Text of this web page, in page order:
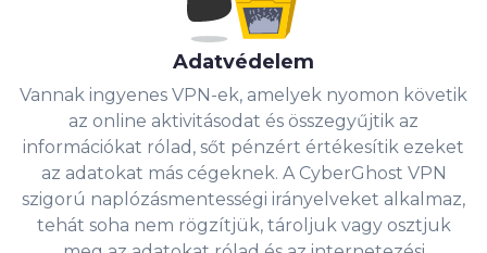
Adatvédelem
Vannak ingyenes VPN-ek, amelyek nyomon követik
az online aktivitásodat és összegyűjtik az
információkat rólad, sőt pénzért értékesítik ezeket
az adatokat más cégeknek. A CyberGhost VPN
szigorú naplózásmentességi irányelveket alkalmaz,
tehát soha nem rögzítjük, tároljuk vagy osztjuk